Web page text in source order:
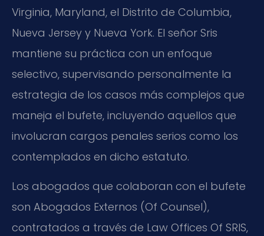
Virginia, Maryland, el Distrito de Columbia,
Nueva Jersey y Nueva York. El señor Sris
mantiene su práctica con un enfoque
selectivo, supervisando personalmente la
estrategia de los casos más complejos que
maneja el bufete, incluyendo aquellos que
involucran cargos penales serios como los
contemplados en dicho estatuto.
Los abogados que colaboran con el bufete
son Abogados Externos (Of Counsel),
contratados a través de Law Offices Of SRIS,